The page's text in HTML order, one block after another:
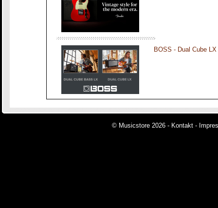
BOSS - Dual Cube
© Musicstore 2026 - Kontakt -